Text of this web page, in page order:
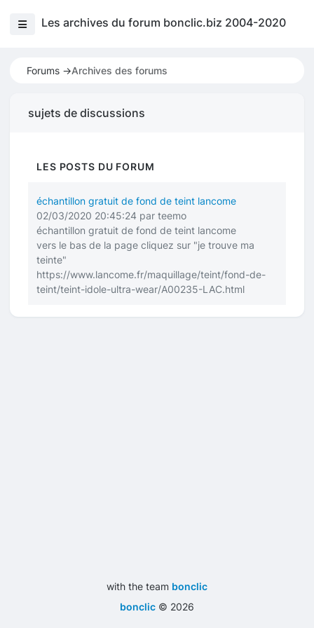
Les archives du forum bonclic.biz 2004-2020
Forums ->Archives des forums
sujets de discussions
LES POSTS DU FORUM
échantillon gratuit de fond de teint lancome
02/03/2020 20:45:24 par teemo
échantillon gratuit de fond de teint lancome
vers le bas de la page cliquez sur "je trouve ma
teinte"
https://www.lancome.fr/maquillage/teint/fond-de-
teint/teint-idole-ultra-wear/A00235-LAC.html
with the team bonclic
bonclic © 2026